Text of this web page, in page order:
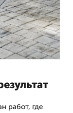
работ, где